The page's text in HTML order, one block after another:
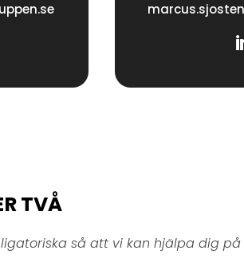
TVÅ
så att vi kan hjälpa dig